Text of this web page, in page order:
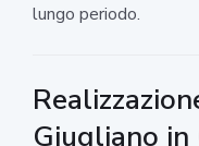
lungo periodo.
Giugliano in